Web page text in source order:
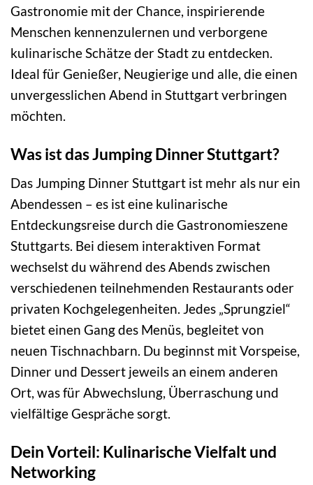
Gastronomie mit der Chance, inspirierende
Menschen kennenzulernen und verborgene
kulinarische Schätze der Stadt zu entdecken.
Ideal für Genießer, Neugierige und alle, die einen
unvergesslichen Abend in Stuttgart verbringen
möchten.
Was ist das Jumping Dinner Stuttgart?
Das Jumping Dinner Stuttgart ist mehr als nur ein
Abendessen – es ist eine kulinarische
Entdeckungsreise durch die Gastronomieszene
Stuttgarts. Bei diesem interaktiven Format
wechselst du während des Abends zwischen
verschiedenen teilnehmenden Restaurants oder
privaten Kochgelegenheiten. Jedes „Sprungziel“
bietet einen Gang des Menüs, begleitet von
neuen Tischnachbarn. Du beginnst mit Vorspeise,
Dinner und Dessert jeweils an einem anderen
Ort, was für Abwechslung, Überraschung und
vielfältige Gespräche sorgt.
Dein Vorteil: Kulinarische Vielfalt und
Networking